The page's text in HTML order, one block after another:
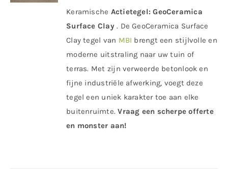
Keramische Actietegel: GeoCeramica
Surface Clay. De GeoCeramica Surface
Clay tegel van MBI brengt een stijlvolle en
moderne uitstraling naar uw tuin of
terras. Met zijn verweerde betonlook en
fijne industriële afwerking, voegt deze
tegel een uniek karakter toe aan elke
buitenruimte.Vraag een scherpe offerte
en monster aan!